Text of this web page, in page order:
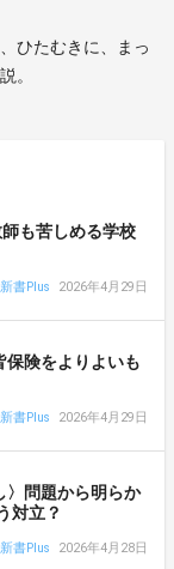
ひたむきに、まっ
。
も苦しめる学校
書Plus 2026年4月29日
保険をよりよいも
書Plus 2026年4月29日
〉問題から明らか
対立？
書Plus 2026年4月28日